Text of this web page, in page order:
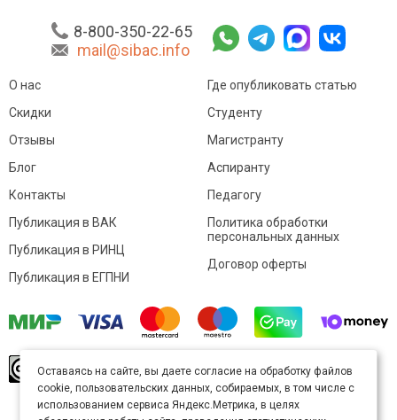
8-800-350-22-65
mail@sibac.info
О нас
Скидки
Отзывы
Блог
Контакты
Где опубликовать статью
Студенту
Магистранту
Аспиранту
Педагогу
Публикация в ВАК
Публикация в РИНЦ
Публикация в ЕГПНИ
Политика обработки
персональных данных
Договор оферты
произведение доступно полицензии Creative
Commons «Attribution» («Атрибуция») 4.0
Непортированная.
Оставаясь на сайте, вы даете согласие на обработку файлов
cookie, пользовательских данных, собираемых, в том числе с
использованием сервиса Яндекс.Метрика, в целях